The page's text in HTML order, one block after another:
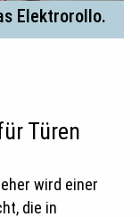
Elektrorollo.
Türen
wird einer
die in